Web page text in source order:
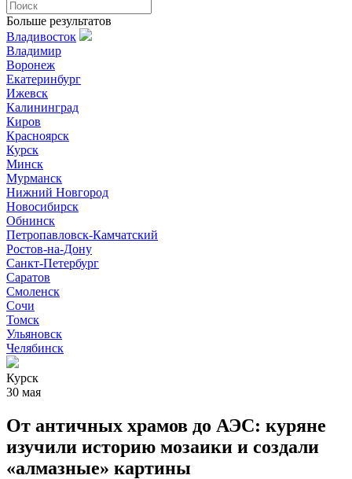
Больше результатов
Владивосток
Владимир
Воронеж
Екатеринбург
Ижевск
Калининград
Киров
Красноярск
Курск
Минск
Мурманск
Нижний Новгород
Новосибирск
Обнинск
Петропавловск-Камчатский
Ростов-на-Дону
Санкт-Петербург
Саратов
Смоленск
Сочи
Томск
Ульяновск
Челябинск
Курск
30 мая
От античных храмов до АЭС: куряне
изучили историю мозаики и создали
«алмазные» картины